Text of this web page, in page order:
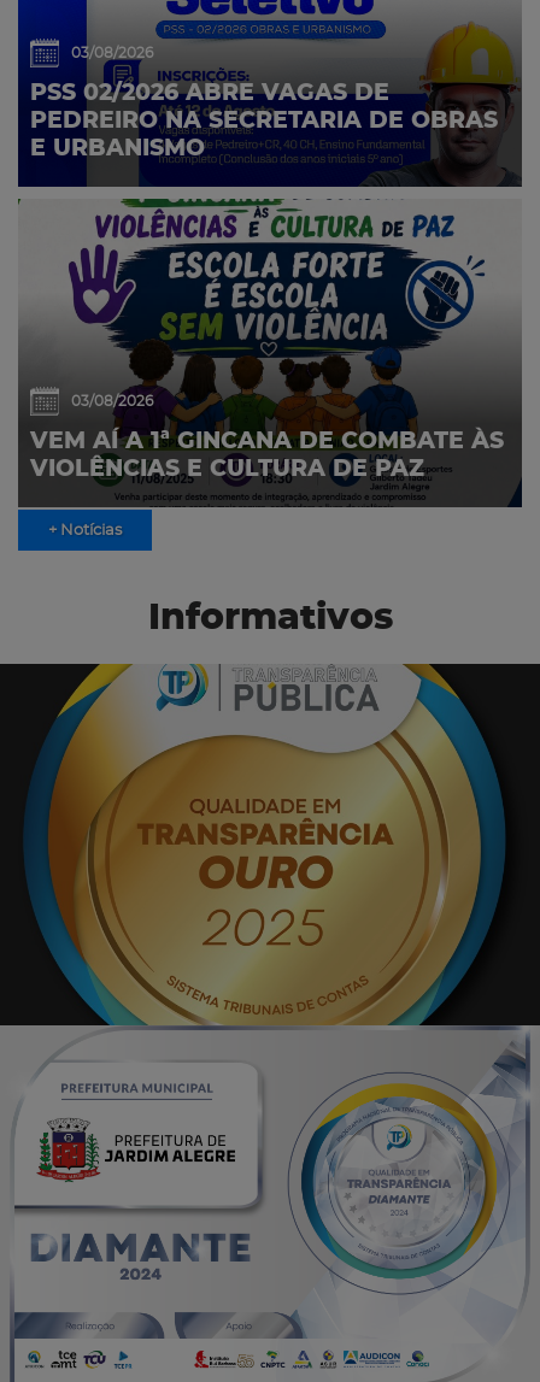
03/08/2026
PSS 02/2026 ABRE VAGAS DE
PEDREIRO NA SECRETARIA DE OBRAS
E URBANISMO
03/08/2026
VEM AÍ A 1ª GINCANA DE COMBATE ÀS
VIOLÊNCIAS E CULTURA DE PAZ
+ Notícias
Informativos